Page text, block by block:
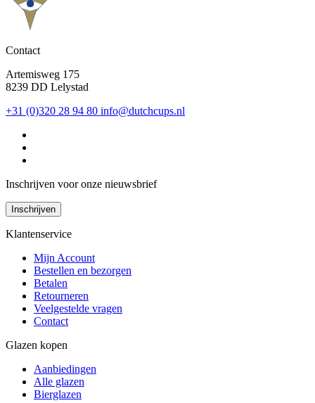
Contact
Artemisweg 175
8239 DD Lelystad
+31 (0)320 28 94 80 info@dutchcups.nl
Inschrijven voor onze nieuwsbrief
Inschrijven
Klantenservice
Mijn Account
Bestellen en bezorgen
Betalen
Retourneren
Veelgestelde vragen
Contact
Glazen kopen
Aanbiedingen
Alle glazen
Bierglazen